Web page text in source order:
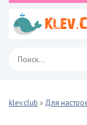
klev.club » Для